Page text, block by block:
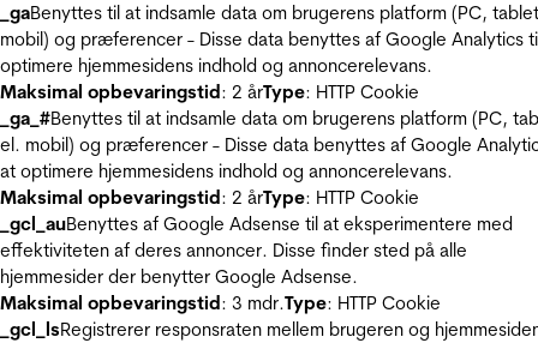
_gaBenyttes til at indsamle data om brugerens platform (PC,
mobil) og præferencer - Disse data benyttes af Google Analytics
optimere hjemmesidens indhold og annoncerelevans.
Maksimal opbevaringstid: 2 årType: HTTP Cookie
_ga_#Benyttes til at indsamle data om brugerens platform (PC,
el. mobil) og præferencer - Disse data benyttes af Google
at optimere hjemmesidens indhold og annoncerelevans.
Maksimal opbevaringstid: 2 årType: HTTP Cookie
_gcl_auBenyttes af Google Adsense til at eksperimentere med
effektiviteten af deres annoncer. Disse finder sted på alle
hjemmesider der benytter Google Adsense.
Maksimal opbevaringstid: 3 mdr.Type: HTTP Cookie
_gcl_lsRegistrerer responsraten mellem brugeren og